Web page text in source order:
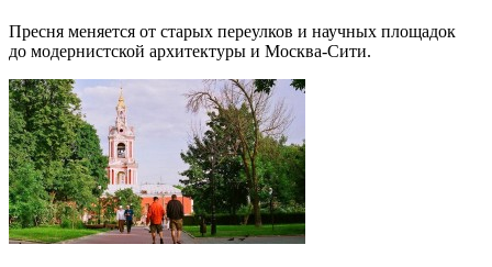
Пресня меняется от старых переулков и научных площадок
до модернистской архитектуры и Москва-Сити.